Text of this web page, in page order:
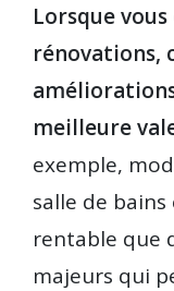
Lorsque
rénovations,
meilleure
exemple,
salle de
rentable que
majeurs qui